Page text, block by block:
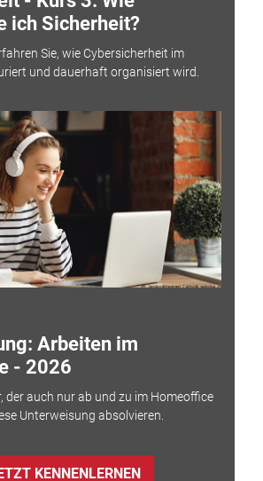
ich Sicherheit?
Sie, wie Cybersicherheit im
und dauerhaft organisiert wird.
Arbeiten im
- 2026
der auch nur ab und zu im Homeoffice
Unterweisung absolvieren.
KENNENLERNEN